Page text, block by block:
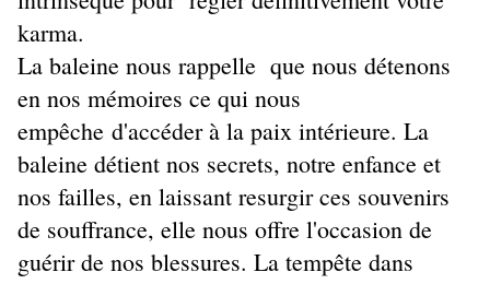
karma.
La baleine nous rappelle que nous détenons
en nos mémoires ce qui nous
empêche d'accéder à la paix intérieure. La
baleine détient nos secrets, notre enfance et
nos failles, en laissant resurgir ces souvenirs
de souffrance, elle nous offre l'occasion de
guérir de nos blessures. La tempête dans